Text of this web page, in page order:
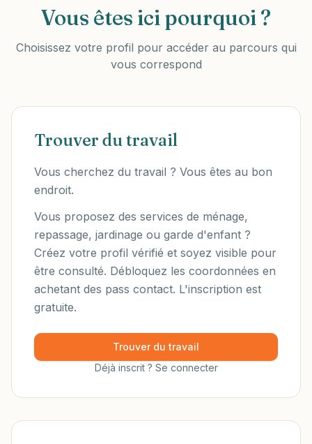
Vous êtes ici pourquoi ?
Choisissez votre profil pour accéder au parcours qui
vous correspond
Trouver du travail
Vous cherchez du travail ? Vous êtes au bon
endroit.
Vous proposez des services de ménage,
repassage, jardinage ou garde d'enfant ?
Créez votre profil vérifié et soyez visible pour
être consulté. Débloquez les coordonnées en
achetant des pass contact. L'inscription est
gratuite.
Trouver du travail
Déjà inscrit ? Se connecter